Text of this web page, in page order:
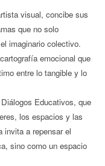
visual, concibe sus
que no solo
imaginario colectivo.
emocional que
entre lo tangible y lo
Educativos, que
los espacios y las
invita a repensar el
sino como un espacio